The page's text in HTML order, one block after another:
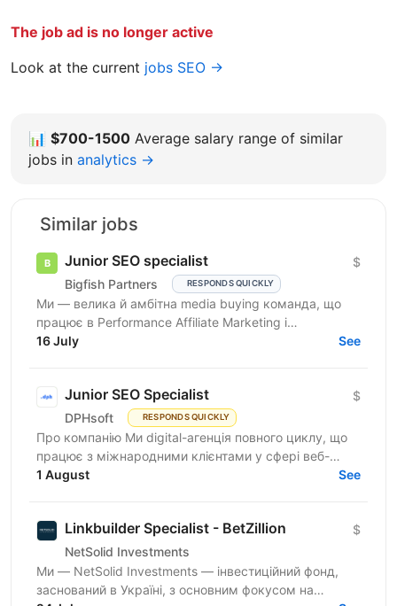
The job ad is no longer active
Look at the current jobs SEO →
📊 $700-1500 Average salary range of similar
jobs in analytics →
Similar jobs
Junior SEO specialist
Bigfish Partners RESPONDS QUICKLY
$
Ми — велика й амбітна media buying команда, що
працює в Performance Affiliate Marketing і
висококонкурентних нішах. Ми активно зростаємо,
16 July See
Junior SEO Specialist
DPHsoft RESPONDS QUICKLY
$
Про компанію Ми digital-агенція повного циклу, що
працює з міжнародними клієнтами у сфері веб-
розробки та цифрового маркетингу. Ми не
1 August See
Linkbuilder Specialist - BetZillion
NetSolid Investments
$
Ми — NetSolid Investments — інвестиційний фонд,
заснований в Україні, з основним фокусом на